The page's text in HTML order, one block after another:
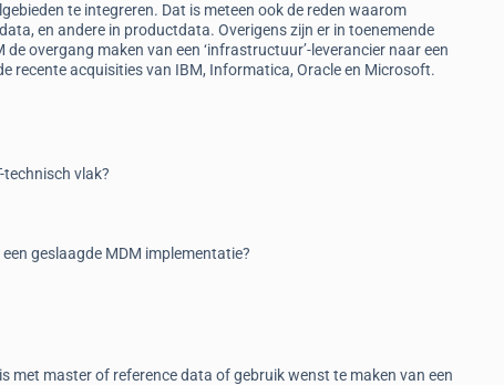
te integreren. Dat is meteen ook de reden waarom
en andere in productdata. Overigens zijn er in toenemende
overgang maken van een ‘infrastructuur’-leverancier naar een
recente acquisities van IBM, Informatica, Oracle en Microsoft.
technisch vlak?
geslaagde MDM implementatie?
met master of reference data of gebruik wenst te maken van een